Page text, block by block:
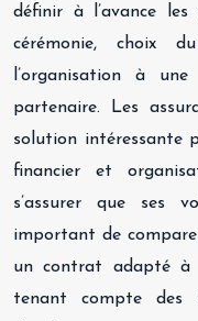
définir à l’avance
cérémonie, choix
l’organisation à
partenaire. Les
solution intéressante
financier et
s’assurer que ses
important de
un contrat adapté à
tenant compte des